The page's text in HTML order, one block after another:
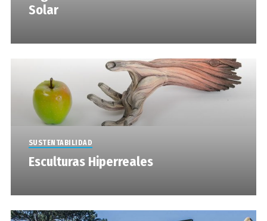
Solar
SUSTENTABILIDAD
Esculturas Hiperreales